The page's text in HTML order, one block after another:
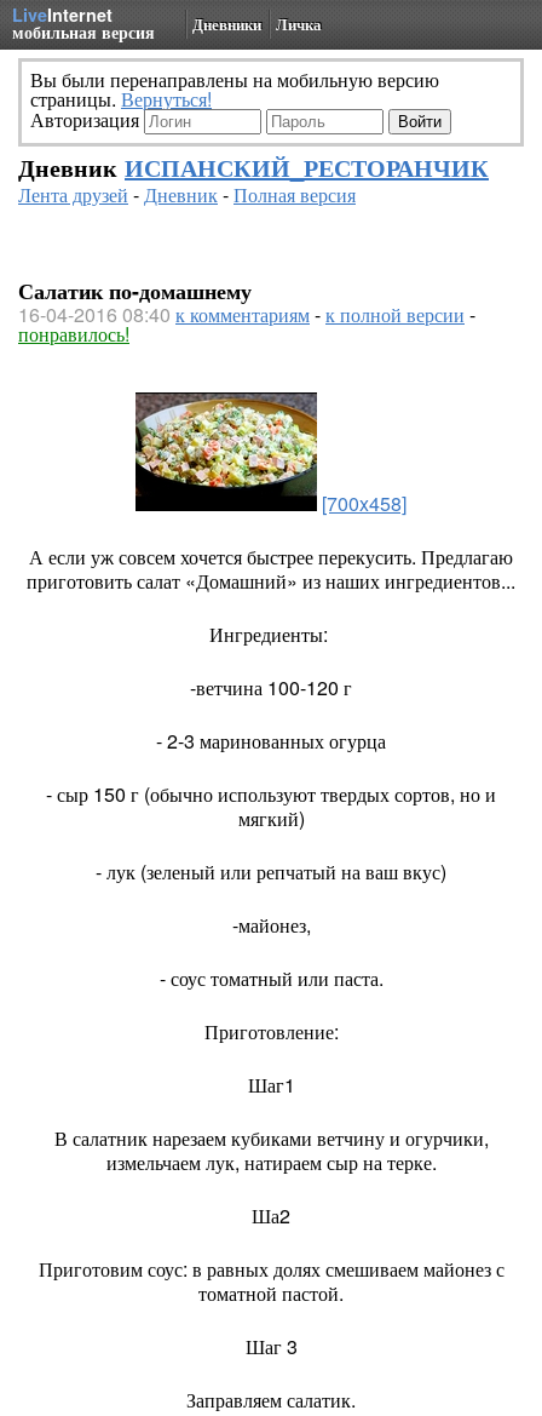
LiveInternet
мобильная версия Дневники Личка
Вы были перенаправлены на мобильную версию
страницы. Вернуться!
Авторизация
Дневник ИСПАНСКИЙ_РЕСТОРАНЧИК
Лента друзей -Дневник-Полная версия
Салатик по-домашнему
16-04-2016 08:40 к комментариям-к полной версии -
понравилось!
[700x458]
А если уж совсем хочется быстрее перекусить. Предлагаю
приготовить салат «Домашний» из наших ингредиентов...
Ингредиенты:
-ветчина 100-120 г
- 2-3 маринованных огурца
- сыр 150 г (обычно используют твердых сортов, но и
мягкий)
- лук (зеленый или репчатый на ваш вкус)
-майонез,
- соус томатный или паста.
Приготовление:
Шаг1
В салатник нарезаем кубиками ветчину и огурчики,
измельчаем лук, натираем сыр на терке.
Ша2
Приготовим соус: в равных долях смешиваем майонез с
томатной пастой.
Шаг 3
Заправляем салатик.